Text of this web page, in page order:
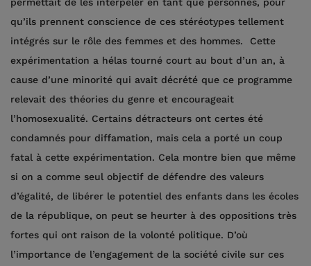
qu’ils prennent conscience de ces stéréotypes tellement
intégrés sur le rôle des femmes et des hommes. Cette
expérimentation a hélas tourné court au bout d’un an, à
cause d’une minorité qui avait décrété que ce programme
relevait des théories du genre et encourageait
l’homosexualité. Certains détracteurs ont certes été
condamnés pour diffamation, mais cela a porté un coup
fatal à cette expérimentation. Cela montre bien que même
si on a comme seul objectif de défendre des valeurs
d’égalité, de libérer le potentiel des enfants dans les écoles
de la république, on peut se heurter à des oppositions très
fortes qui ont raison de la volonté politique. D’où
l’importance de l’engagement de la société civile sur ces